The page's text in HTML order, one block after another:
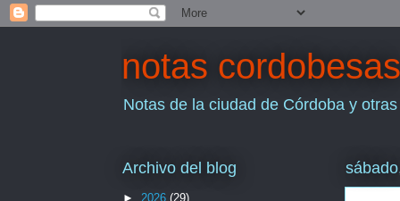
notas cordobesas
Notas de la ciudad de Córdoba y
Archivo del blog
► 2026 (29)